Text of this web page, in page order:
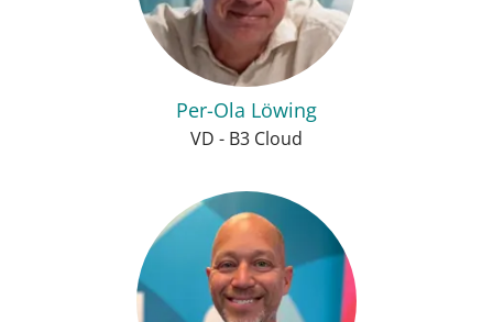
Per-Ola Löwing
VD - B3 Cloud